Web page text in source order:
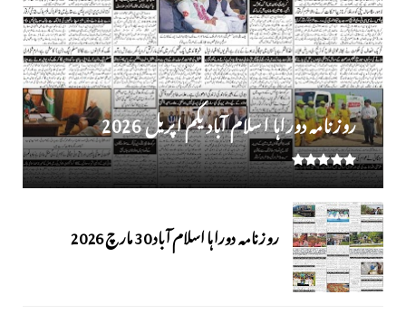
روز نامہ دوراہا اسلام آباد یکم اپریل 2026
روزنامہ دوراہا اسلام آباد 30 مارچ 2026